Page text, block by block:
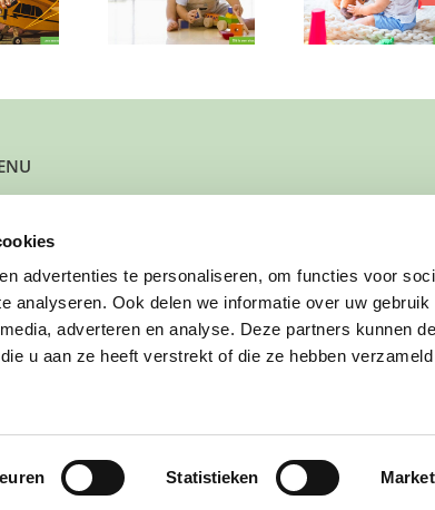
advertenties te personaliseren, om functies voor
analyseren. Ook delen we informatie over uw gebruik
adverteren en analyse. Deze partners kunnen
u aan ze heeft verstrekt of die ze hebben
Statistieken
peuter?
mee op pad?
je steun gebruiken?
je een gezin verwijzen?
je bij de gemeente?
je solliciteren?
je doneren?
en magnific.com | Verklaring DigiToegankelijk
We'll assume you're ok with this, but you can